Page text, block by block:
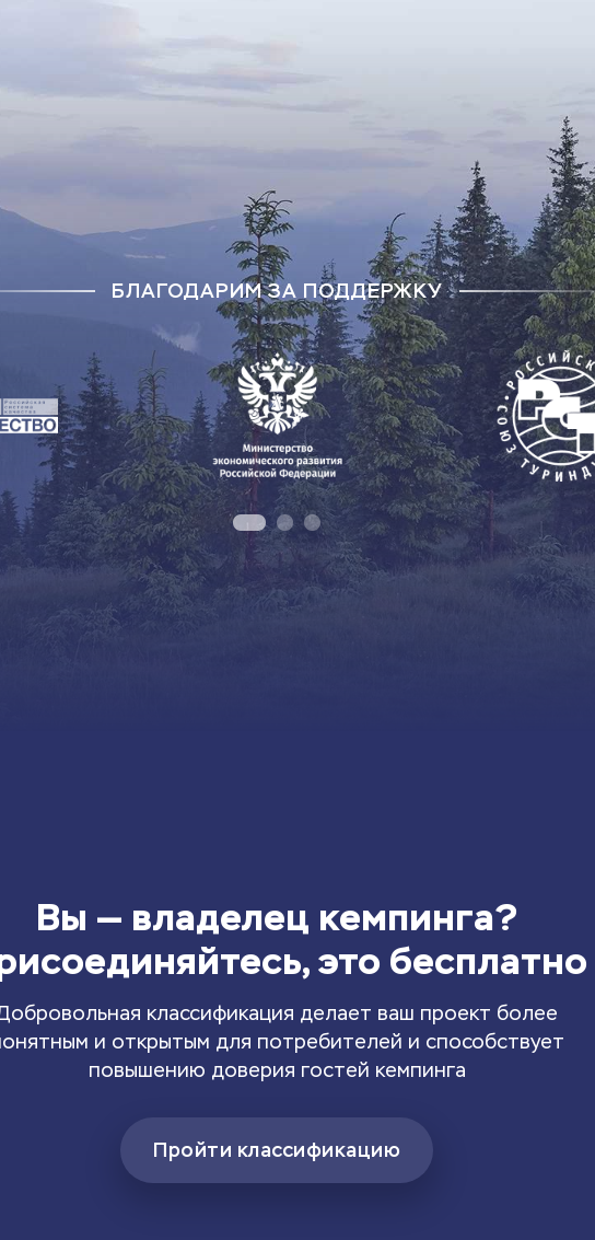
БЛАГОДАРИМ ЗА ПОДДЕРЖКУ
Вы — владелец кемпинга?
это бесплатно
классификация делает ваш проект более
и открытым для потребителей и способствует
повышению доверия гостей кемпинга
Пройти классификацию